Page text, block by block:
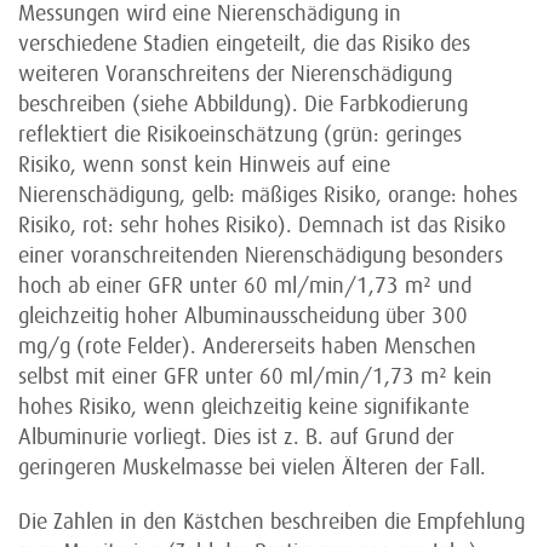
Messungen wird eine Nierenschädigung in
verschiedene Stadien eingeteilt, die das Risiko des
weiteren Voranschreitens der Nierenschädigung
beschreiben (siehe Abbildung). Die Farbkodierung
reflektiert die Risikoeinschätzung (grün: geringes
Risiko, wenn sonst kein Hinweis auf eine
Nierenschädigung, gelb: mäßiges Risiko, orange: hohes
Risiko, rot: sehr hohes Risiko). Demnach ist das Risiko
einer voranschreitenden Nierenschädigung besonders
hoch ab einer GFR unter 60 ml/min/1,73 m² und
gleichzeitig hoher Albumin­ausscheidung über 300
mg/g (rote Felder). Andererseits haben Menschen
selbst mit einer GFR unter 60 ml/min/1,73 m² kein
hohes Risiko, wenn gleichzeitig keine signifikante
Albuminurie vorliegt. Dies ist z. B. auf Grund der
geringeren Muskelmasse bei vielen Älteren der Fall.
Die Zahlen in den Kästchen beschreiben die Empfehlung